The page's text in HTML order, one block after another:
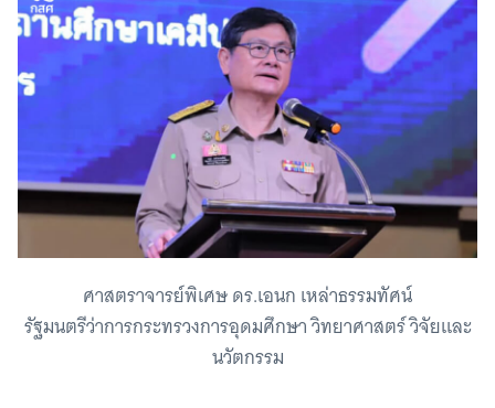
ศาสตราจารย์พิเศษ ดร.เอนก เหล่าธรรมทัศน์
รัฐมนตรีว่าการกระทรวงการอุดมศึกษา วิทยาศาสตร์ วิจัยและ
นวัตกรรม